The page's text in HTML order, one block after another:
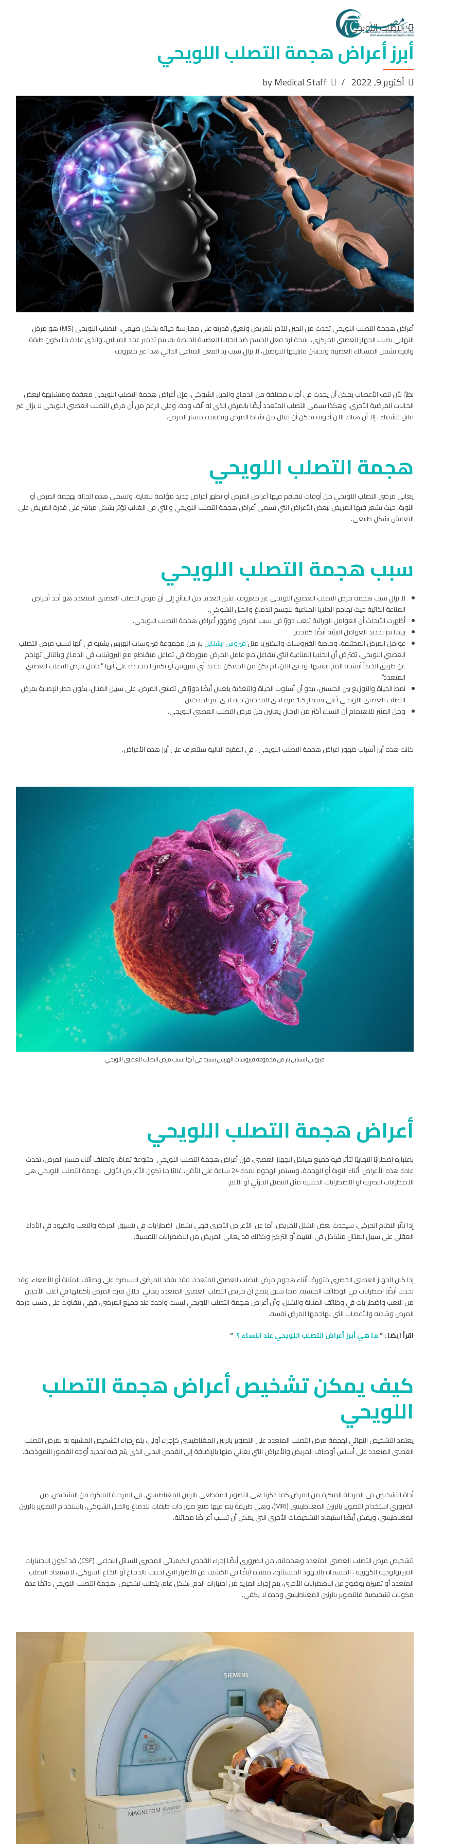
التصلب اللويحي
أبرز أعراض هجمة التصلب اللويحي
أكتوبر 9, 2022 by Medical Staff
أعراض هجمة التصلب اللويحي تحدث من الحين للآخر للمريض وتعيق قدرته على ممارسة حياته بشكل طبيعي، التصلب اللويحي (MS) هو مرض
التهابي يصيب الجهاز العصبي المركزي، نتيجة لرد فعل الجسم ضد الخلايا العصبية الخاصة به، يتم تدمير غمد الميالين، والذي عادة ما يكون طبقة
واقية تشمل المسالك العصبية وتحسن قابليتها للتوصيل، لا يزال سبب رد الفعل المناعي الذاتي هذا غير معروف.
نظرًا لأن تلف الأعصاب يمكن أن يحدث في أجزاء مختلفة من الدماغ والحبل الشوكي، فإن أعراض هجمة التصلب اللويحي معقدة ومتشابهة لبعض
الحالات المرضية الأخرى، وهكذا يسمى التصلب المتعدد أيضًا بالمرض الذي له ألف وجه، وعلى الرغم من أن مرض التصلب العصبي اللويحي لا يزال غير
قابل للشفاء ، إلا أن هناك الآن أدوية يمكن أن تقلل من نشاط المرض وتخفيف مسار المرض.
هجمة التصلب اللويحي
يعاني مرضى التصلب اللويحي من أوقات تتفاقم فيها أعراض المرض أو تظهر أعراض جديد مؤلمة للغاية، وتسمى هذه الحالة بهجمة المرض أو
النوبة، حيث يشعر فيها المريض ببعض الأعراض التي تسمى أعراض هجمة التصلب اللويحي والتي في الغالب تؤثر بشكل مباشر على قدرة المريض على
التعايش بشكل طبيعي.
سبب هجمة التصلب اللويحي
لا يزال سبب هجمة مرض التصلب العصبي اللويحي غير معروف، تشير العديد من النتائج إلى أن مرض التصلب العصبي المتعدد هو أحد أمراض
المناعة الذاتية حيث تهاجم الخلايا المناعية للجسم الدماغ والحبل الشوكي.
أظهرت الأبحاث أن العوامل الوراثية تلعب دورًا في سبب المرض وظهور أعراض هجمة التصلب اللويحي.
بينما تم تحديد العوامل البيئية أيضًا كمحفز.
عوامل المرض المختلفة، وخاصة الفيروسات والبكتيريا مثل فيروس ابشتاين بار من مجموعة فيروسات الهربس يشتبه في أنها تسبب مرض التصلب
العصبي اللويحي، يُفترض أن الخلايا المناعية التي تتفاعل مع عامل المرض متورطة في تفاعل متقاطع مع البروتينات في الدماغ وبالتالي تهاجم
عن طريق الخطأ أنسجة المخ نفسها، وحتى الآن، لم يكن من الممكن تحديد أي فيروس أو بكتيريا محددة على أنها “عامل مرض التصلب العصبي
المتعدد”.
نمط الحياة والتوزيع بين الجنسين، يبدو أن أسلوب الحياة والتغذية يلعبان أيضًا دورًا في تفشي المرض، على سبيل المثال، يكون خطر الإصابة بمرض
التصلب العصبي اللويحي أعلى بمقدار 1.5 مرة لدى المدخنين منه لدى غير المدخنين.
ومن المثير للاهتمام أن النساء أكثر من الرجال يعانين من مرض التصلب العصبي اللويحي.
كانت هذه أبرز أسباب ظهور اعراض هجمة التصلب اللويحي ، في الفقرة التالية سنتعرف على أبرز هذه الأعراض.
فيروس ابشتاين بار من مجموعة فيروسات الهربس يشتبه في أنها تسبب مرض التصلب العصبي اللويحي
أعراض هجمة التصلب اللويحي
باعتباره اضطرابًا التهابيًا تتأثر فيه جميع هياكل الجهاز العصبي، فإن أعراض هجمة التصلب اللويحي متنوعة تمامًا وتختلف أثناء مسار المرض، تحدث
عادة هذه الأعراض أثناء النوبة أو الهجمة، ويستمر الهجوم لمدة 24 ساعة على الأقل، غالبًا ما تكون الأعراض الأولى لهجمة التصلب اللويحي هي
الاضطرابات البصرية أو الاضطرابات الحسية مثل التنميل الجزئي أو الألم.
إذا تأثر النظام الحركي، سيحدث بعض الشلل للمريض، أما عن الأعراض الأخرى فهي تشمل اضطرابات في تنسيق الحركة والتعب والقيود في الأداء
العقلي على سبيل المثال مشاكل في التثبيط أو التركيز وكذلك قد يعاني المريض من الاضطرابات النفسية.
إذا كان الجهاز العصبي الخضري متورطًا أثناء هجوم مرض التصلب العصبي المتعدد، فقد يفقد المرضى السيطرة على وظائف المثانة أو الأمعاء، وقد
تحدث أيضًا اضطرابات في الوظائف الجنسية,مما سبق يتضح أن مريض التصلب العصبي المتعدد يعاني خلال فترة المرض بأكملها في أغلب الأحيان
من التعب واضطرابات في وظائف المثانة والشلل، وأن أعراض هجمة التصلب اللويحي ليست واحدة عند جميع المرضى، فهي تتفاوت على حسب درجة
المرض وشدته والأعصاب التي يهاجمها المرض نفسه.
اقرأ ايضا : ”ما هي أبرز أعراض التصلب اللويحي عند النساء ؟ “
كيف يمكن تشخيص أعراض هجمة التصلب
اللويحي
يعتمد التشخيص النهائي لهجمة مرض التصلب المتعدد على التصوير بالرنين المغناطيسي كإجراء أولي، يتم إجراء التشخيص المشتبه به لمرض التصلب
العصبي المتعدد على أساس أوصاف المريض والأعراض التي يعاني منها بالإضافة إلى الفحص البدني الذي يتم فيه تحديد أوجه القصور النموذجية.
أداة التشخيص في المرحلة المبكرة من المرض كما ذكرنا هي التصوير المقطعي بالرنين المغناطيسي، في المرحلة المبكرة من التشخيص، من
الضروري استخدام التصوير بالرنين المغناطيسي (MRI)، وهي طريقة يتم فيها صنع صور ذات طبقات للدماغ والحبل الشوكي، باستخدام التصوير بالرنين
المغناطيسي، ويمكن أيضًا استبعاد التشخيصات الأخرى التي يمكن أن تسبب أعراضًا مماثلة.
لتشخيص مرض التصلب العصبي المتعدد وهجماته، من الضروري أيضًا إجراء الفحص الكيميائي المخبري للسائل النخاعي (CSF)، قد تكون الاختبارات
الفيزيولوجية الكهربية ، المسماة بالجهود المستثارة، مفيدة أيضًا في الكشف عن الأضرار التي لحقت بالدماغ أو النخاع الشوكي، لاستبعاد التصلب
المتعدد أو تمييزه بوضوح عن الاضطرابات الأخرى، يتم إجراء المزيد من اختبارات الدم,بشكل عام، يتطلب تشخيص هجمة التصلب اللويحي دائمًا عدة
مكونات تشخيصية فالتصوير بالرنين المغناطيسي وحده لا يكفي.